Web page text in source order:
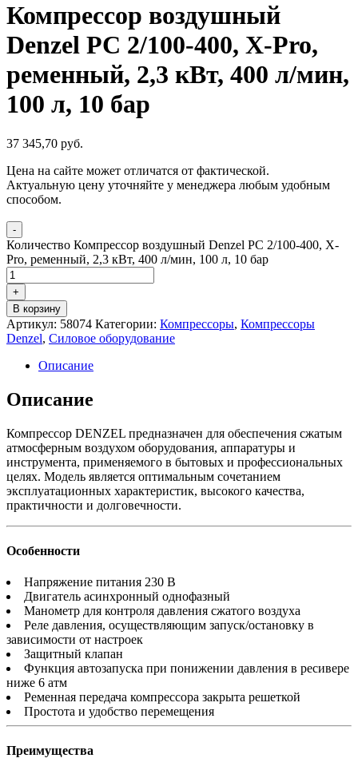
Компрессор воздушный
Denzel PC 2/100-400, Х-Pro,
ременный, 2,3 кВт, 400 л/мин,
100 л, 10 бар
37 345,70 руб.
Цена на сайте может отличатся от фактической.
Актуальную цену уточняйте у менеджера любым удобным
способом.
-
Количество Компрессор воздушный Denzel PC 2/100-400, Х-
Pro, ременный, 2,3 кВт, 400 л/мин, 100 л, 10 бар
+
В корзину
Артикул: 58074 Категории: Компрессоры, Компрессоры
Denzel, Силовое оборудование
Описание
Описание
Компрессор DENZEL предназначен для обеспечения сжатым
атмосферным воздухом оборудования, аппаратуры и
инструмента, применяемого в бытовых и профессиональных
целях. Модель является оптимальным сочетанием
эксплуатационных характеристик, высокого качества,
практичности и долговечности.
Особенности
Напряжение питания 230 В
Двигатель асинхронный однофазный
Манометр для контроля давления сжатого воздуха
Реле давления, осуществляющим запуск/остановку в
зависимости от настроек
Защитный клапан
Функция автозапуска при понижении давления в ресивере
ниже 6 атм
Ременная передача компрессора закрыта решеткой
Простота и удобство перемещения
Преимущества